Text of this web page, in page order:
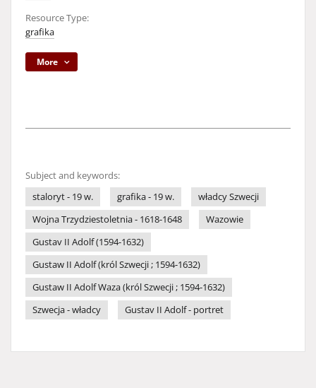
Resource Type:
grafika
More
Subject and keywords:
staloryt - 19 w.
grafika - 19 w.
władcy Szwecji
Wojna Trzydziestoletnia - 1618-1648
Wazowie
Gustav II Adolf (1594-1632)
Gustaw II Adolf (król Szwecji ; 1594-1632)
Gustaw II Adolf Waza (król Szwecji ; 1594-1632)
Szwecja - władcy
Gustav II Adolf - portret